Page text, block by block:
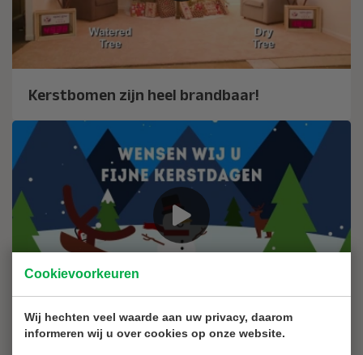
Cookievoorkeuren
Wij hechten veel waarde aan uw privacy, daarom
informeren wij u over cookies op onze website.
Kerstbomen zijn heel brandbaar!
Brandblussershop Kerstgroet